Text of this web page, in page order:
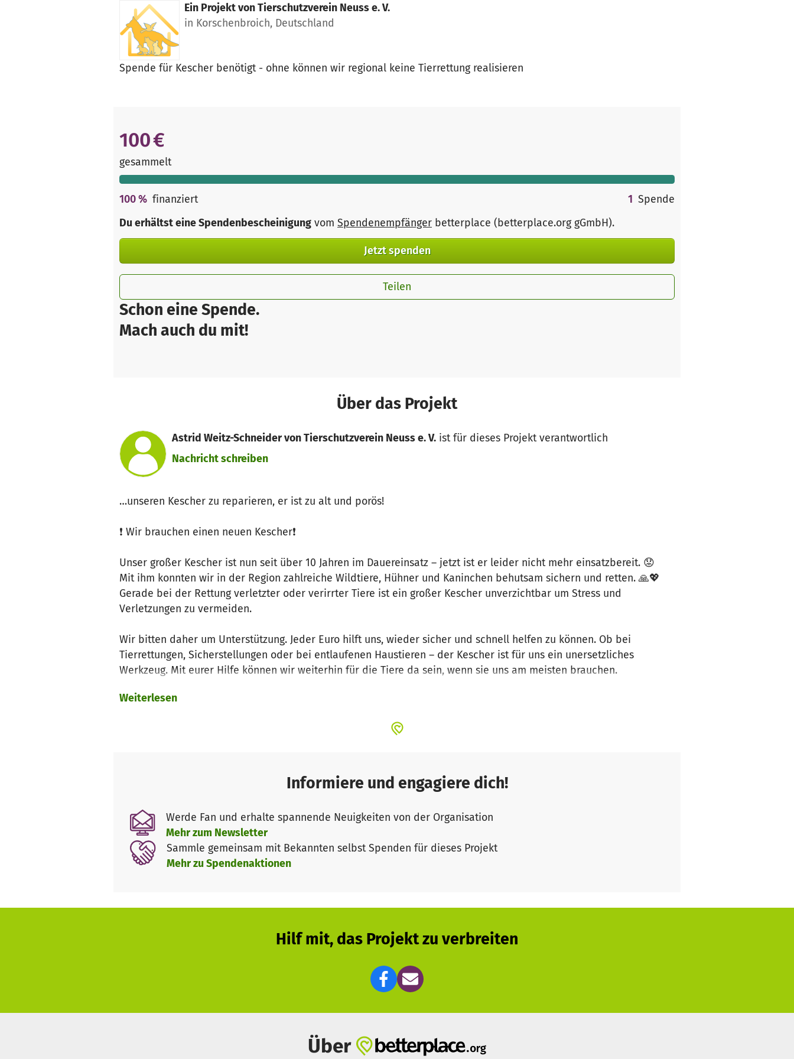
Ein Projekt vonTierschutzverein Neuss e. V.
in Korschenbroich, Deutschland
Spende für Kescher benötigt - ohne können wir regional keine Tierrettung realisieren
Schon eine Spende.
Mach auch du mit!
100 €
gesammelt
100% finanziert 1 Spende
Du erhältst eine Spendenbescheinigung vom Spendenempfänger betterplace (betterplace.org gGmbH).
Jetzt spenden
Teilen
Über das Projekt
Astrid Weitz-Schneider von Tierschutzverein Neuss e. V.ist für dieses Projekt verantwortlich
Nachricht schreiben
…unseren Kescher zu reparieren, er ist zu alt und porös!
❗ Wir brauchen einen neuen Kescher❗
Unser großer Kescher ist nun seit über 10 Jahren im Dauereinsatz – jetzt ist er leider nicht mehr einsatzbereit. 😟
Mit ihm konnten wir in der Region zahlreiche Wildtiere, Hühner und Kaninchen behutsam sichern und retten. 🙏💖
Gerade bei der Rettung verletzter oder verirrter Tiere ist ein großer Kescher unverzichtbar um Stress und
Verletzungen zu vermeiden.
Wir bitten daher um Unterstützung. Jeder Euro hilft uns, wieder sicher und schnell helfen zu können. Ob bei
Tierrettungen, Sicherstellungen oder bei entlaufenen Haustieren – der Kescher ist für uns ein unersetzliches
Werkzeug. Mit eurer Hilfe können wir weiterhin für die Tiere da sein, wenn sie uns am meisten brauchen.
Vielen Dank,
Euer TSV-Neuss, auch im Namen der geretteten Tiere & ihrer Besitzer!
Weiterlesen
Informiere und engagiere dich!
Werde Fan und erhalte spannende Neuigkeiten von der Organisation
Mehr zum Newsletter
Sammle gemeinsam mit Bekannten selbst Spenden für dieses Projekt
Mehr zu Spendenaktionen
Hilf mit, das Projekt zu verbreiten
Über